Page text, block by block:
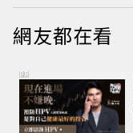
網友都在看
PR